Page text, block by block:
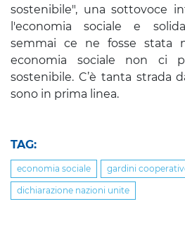
sostenibile", una sottovoce
l'economia sociale e
semmai ce ne fosse stata
economia sociale non ci
sostenibile. C’è tanta strada
sono in prima linea.
TAG:
economia sociale gardini
dichiarazione nazioni unite